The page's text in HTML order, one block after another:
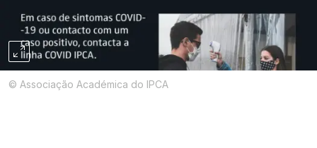
© Associação Académica do IPCA